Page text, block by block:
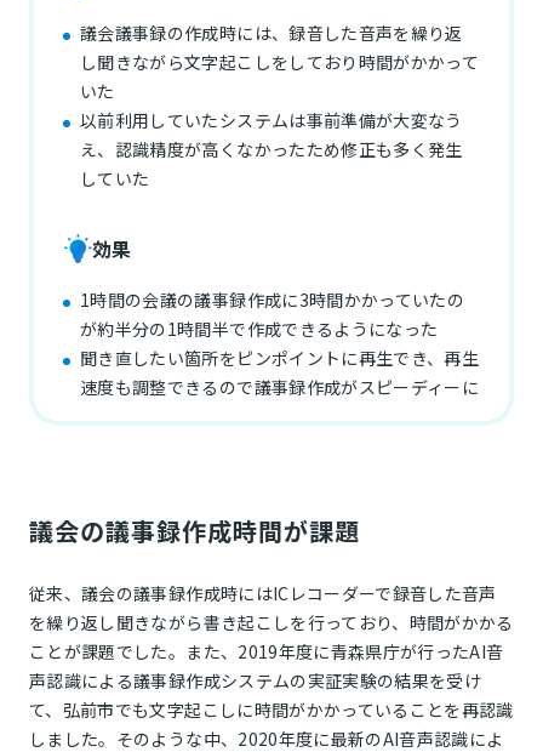
議会議事録の作成時には、録音した音声を繰り返
し聞きながら文字起こしをしており時間がかかって
いた
以前利用していたシステムは事前準備が大変なう
え、認識精度が高くなかったため修正も多く発生
していた
効果
1時間の会議の議事録作成に3時間かかっていたの
が約半分の1時間半で作成できるようになった
聞き直したい箇所をピンポイントに再生でき、再生
速度も調整できるので議事録作成がスピーディーに
議会の議事録作成時間が課題
従来、議会の議事録作成時にはICレコーダーで録音した音声
を繰り返し聞きながら書き起こしを行っており、時間がかかる
ことが課題でした。また、2019年度に青森県庁が行ったAI音
声認識による議事録作成システムの実証実験の結果を受け
て、弘前市でも文字起こしに時間がかかっていることを再認識
しました。そのような中、2020年度に最新のAI音声認識によ